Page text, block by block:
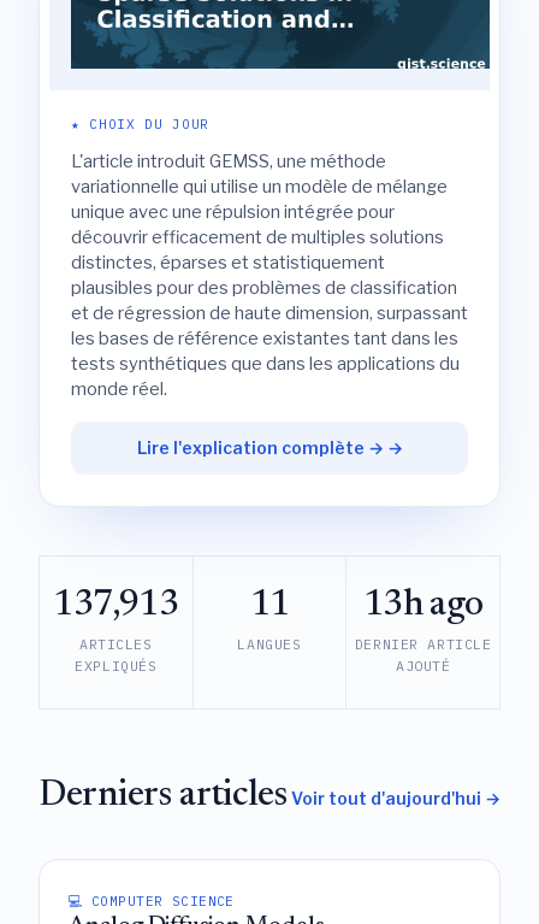
★ CHOIX DU JOUR
L'article introduit GEMSS, une méthode
variationnelle qui utilise un modèle de mélange
unique avec une répulsion intégrée pour
découvrir efficacement de multiples solutions
distinctes, éparses et statistiquement
plausibles pour des problèmes de classification
et de régression de haute dimension, surpassant
les bases de référence existantes tant dans les
tests synthétiques que dans les applications du
monde réel.
Lire l'explication complète → →
137,913
ARTICLES
EXPLIQUÉS
11
LANGUES
13h ago
DERNIER ARTICLE
AJOUTÉ
Derniers articles Voir tout d'aujourd'hui →
💻 COMPUTER SCIENCE